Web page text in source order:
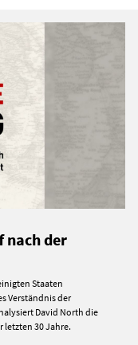
nach der
Staaten
Verständnis der
David North die
30 Jahre.